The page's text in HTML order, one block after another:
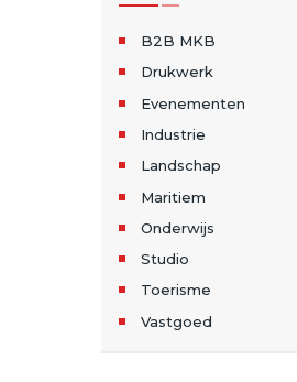
B2B MKB
Drukwerk
Evenementen
Industrie
Landschap
Maritiem
Onderwijs
Studio
Toerisme
Vastgoed